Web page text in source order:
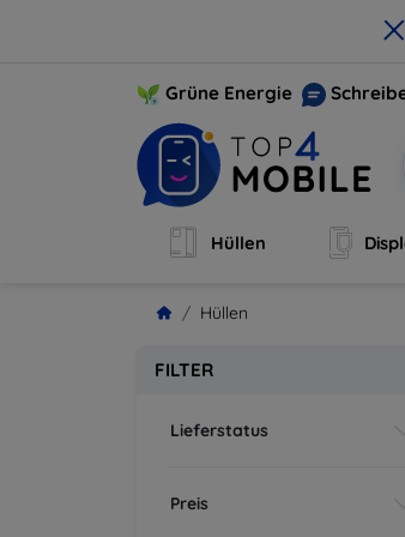
×
Grüne Energie
Hüllen
Hüllen
FILTER
Lieferstatus
Preis